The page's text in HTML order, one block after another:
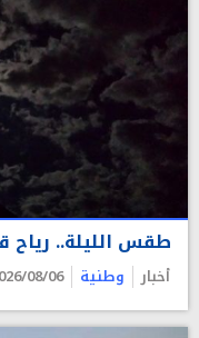
طقس الليلة.. رياح
أخبار وطنية 08/06 18:13